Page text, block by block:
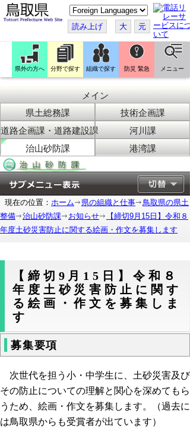
こ
の
ペ
ー
ジ
翻
訳
す
読み上げ 大 元
県外の方へ 分野で探す 組織で探す 防災 緊急 メニュー
メイン
県土総務課
技術企画課
道路企画課・道路建設課
河川課
治山砂防課
港湾課
現在の位置： ホーム 県の組織と仕事
鳥取県の県土
整備
治山砂防課 お知らせ
【締切9月15日】令和８
年度土砂災害防止に関する絵画・作文を募集します
【締切9月15日】令和８
年度土砂災害防止に関す
る絵画・作文を募集しま
す
募集要項
次世代を担う小・中学生に、土砂災害及び
その防止についての理解と関心を深めてもら
うため、絵画・作文を募集します。（過去に
は鳥取県からも受賞者が出ています）